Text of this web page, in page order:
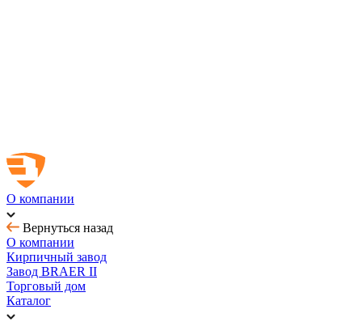
О компании
Вернуться назад
О компании
Кирпичный завод
Завод BRAER II
Торговый дом
Каталог